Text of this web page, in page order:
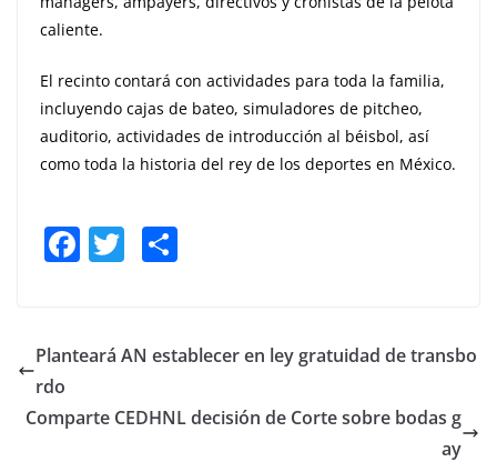
caliente.
El recinto contará con actividades para toda la familia,
incluyendo cajas de bateo, simuladores de pitcheo,
auditorio, actividades de introducción al béisbol, así
como toda la historia del rey de los deportes en México.
F
e
o
T
er e
Planteará AN establecer en ley gratuidad de transbo
rdo
Comparte CEDHNL decisión de Corte sobre bodas g
ay